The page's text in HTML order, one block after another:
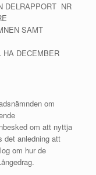
DELRAPPORT NR
SAMT
HA DECEMBER
om
om att nyttja
det anledning att
om hur de